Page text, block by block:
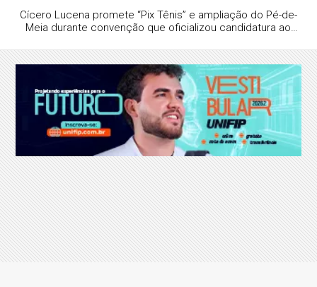
Cícero Lucena promete “Pix Tênis” e ampliação do Pé-de-
Meia durante convenção que oficializou candidatura ao